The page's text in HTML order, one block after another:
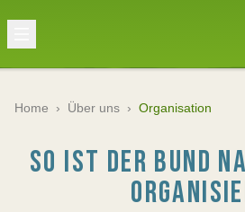
Home › Über uns › Organisation
SO IST DER BUND